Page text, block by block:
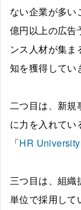
ない企業が多い
億円以上の広告
ンス人材が集
知を獲得してい
二つ目は、新規
に力を入れてい
「HR University
三つ目は、組織
単位で採用して